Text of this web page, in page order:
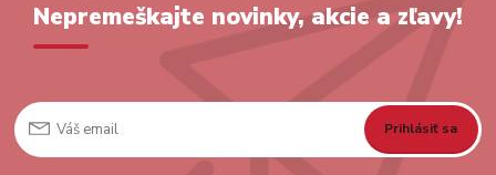
Nepremeškajte novinky, akcie a zľavy!
Prihlásiť sa